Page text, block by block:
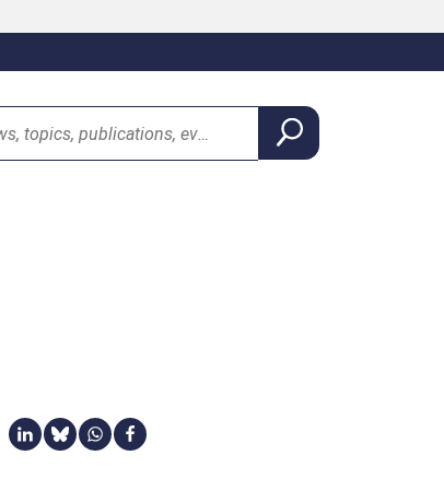
Condividi su linkedin
Share via Bluesky
Share via Whatsapp
Condividi su facebook